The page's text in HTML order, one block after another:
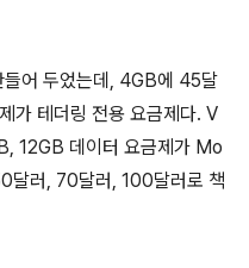
어 두었는데, 4GB에 45달
가 테더링 전용 요금제다. V
12GB 데이터 요금제가 Mo
달러, 70달러, 100달러로 책